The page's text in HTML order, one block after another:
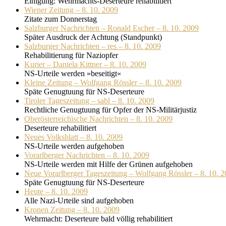
Wiener Zeitung – 8. 10. 2009
Zitate zum Donnerstag
Salzburger Nachrichten – Ronald Escher – 8. 10. 2009
Später Ausdruck der Achtung (Standpunkt)
Salzburger Nachrichten – res – 8. 10. 2009
Rehabilitierung für Naziopfer
Kurier – Daniela Kittner – 8. 10. 2009
NS-Urteile werden »beseitigt«
Kleine Zeitung – Wolfgang Rössler – 8. 10. 2009
Späte Genugtuung für NS-Deserteure
Tiroler Tageszeitung – sabl – 8. 10. 2009
Rechtliche Genugtuung für Opfer der NS-Militärjustiz
Oberösterreichische Nachrichten – 8. 10. 2009
Deserteure rehabilitiert
Neues Volksblatt – 8. 10. 2009
NS-Urteile werden aufgehoben
Vorarlberger Nachrichten – 8. 10. 2009
NS-Urteile werden mit Hilfe der Grünen aufgehoben
Neue Vorarlberger Tageszeitung – Wolfgang Rössler – 8. 10.
Späte Genugtuung für NS-Deserteure
Heute – 8. 10. 2009
Alle Nazi-Urteile sind aufgehoben
Kronen Zeitung – 8. 10. 2009
Wehrmacht: Deserteure bald völlig rehabilitiert